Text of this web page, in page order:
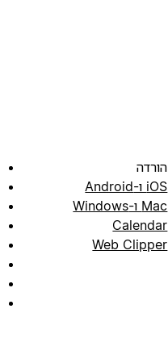
הורדה
iOS ו-Android
Mac ו-Windows
Calendar
Web Clipper